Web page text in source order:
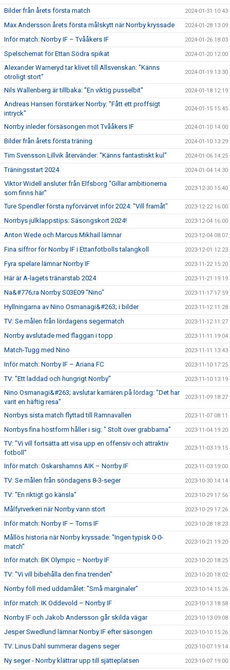
Bilder från årets första match 2024-01-31 10:43
Max Andersson årets första målskytt när Norrby kryssade 2024-01-28 13:09
Inför match: Norrby IF – Tvååkers IF 2024-01-26 18:03
Spelschemat för Ettan Södra spikat 2024-01-20 12:00
Alexander Warneryd tar klivet till Allsvenskan: "Känns
otroligt stort"
2024-01-19 13:30
Nils Wallenberg är tillbaka: "En viktig pusselbit" 2024-01-18 12:19
Andreas Hansen förstärker Norrby: "Fått ett proffsigt
intryck"
2024-01-15 15:45
Norrby inleder försäsongen mot Tvååkers IF 2024-01-10 14:00
Bilder från årets första träning 2024-01-10 13:29
Tim Svensson Lillvik återvänder: "Känns fantastiskt kul" 2024-01-06 14:25
Träningsstart 2024 2024-01-04 14:30
Viktor Widell ansluter från Elfsborg "Gillar ambitionerna
som finns här"
2023-12-30 15:40
Ture Spendler första nyförvärvet inför 2024: "Vill framåt" 2023-12-22 16:00
Norrbys julklappstips: Säsongskort 2024! 2023-12-04 16:00
Anton Wede och Marcus Mikhail lämnar 2023-12-04 08:07
Fina siffror för Norrby IF i Ettanfotbolls talangkoll 2023-12-01 12:23
Fyra spelare lämnar Norrby IF 2023-11-22 15:20
Här är A-lagets tränarstab 2024 2023-11-21 19:19
Na&#776;ra Norrby S03E09 "Nino" 2023-11-17 17:59
Hyllningarna av Nino Osmanagi&#263; i bilder 2023-11-12 11:28
TV: Se målen från lördagens segermatch 2023-11-12 11:27
Norrby avslutade med flaggan i topp 2023-11-11 19:04
Match-Tugg med Nino 2023-11-11 13:43
Inför match: Norrby IF – Ariana FC 2023-11-10 17:25
TV: ”Ett laddad och hungrigt Norrby” 2023-11-10 13:19
Nino Osmanagi&#263; avslutar karriären på lördag: "Det har
varit en häftig resa"
2023-11-09 18:27
Norrbys sista match flyttad till Ramnavallen 2023-11-07 08:11
Norrbys fina höstform håller i sig: " Stolt över grabbarna" 2023-11-04 19:20
TV: ”Vi vill fortsätta att visa upp en offensiv och attraktiv
fotboll”
2023-11-03 19:15
Inför match: Oskarshamns AIK – Norrby IF 2023-11-03 19:00
TV: Se målen från söndagens 8-3-seger 2023-10-30 14:14
TV: "En riktigt go känsla" 2023-10-29 17:56
Målfyrverkeri när Norrby vann stort 2023-10-29 17:26
Inför match: Norrby IF – Torns IF 2023-10-28 18:23
Mållös historia när Norrby kryssade: "Ingen typisk 0-0-
match"
2023-10-21 19:20
Inför match: BK Olympic – Norrby IF 2023-10-20 18:25
TV: "Vi vill bibehålla den fina trenden" 2023-10-20 18:02
Norrby föll med uddamålet: "Små marginaler" 2023-10-14 15:26
Inför match: IK Oddevold – Norrby IF 2023-10-13 18:58
Norrby IF och Jakob Andersson går skilda vägar 2023-10-13 09:08
Jesper Swedlund lämnar Norrby IF efter säsongen 2023-10-10 15:26
TV: Linus Dahl summerar dagens seger 2023-10-07 19:14
Ny seger - Norrby klättrar upp till sjätteplatsen 2023-10-07 19:00